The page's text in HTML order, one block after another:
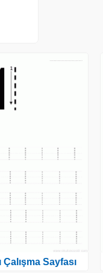
Çalışma Sayfası